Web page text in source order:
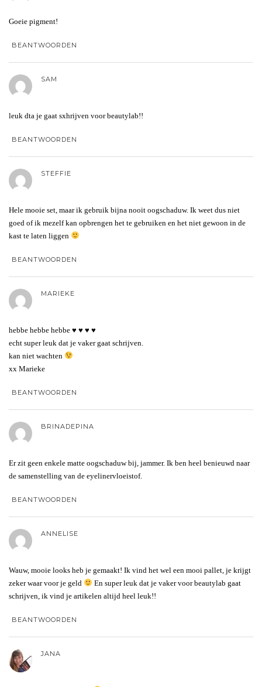
Goeie pigment!
BEANTWOORDEN
SAM
leuk dta je gaat sxhrijven voor beautylab!!
BEANTWOORDEN
STEFFIE
Hele mooie set, maar ik gebruik bijna nooit oogschaduw. Ik weet dus niet
goed of ik mezelf kan opbrengen het te gebruiken en het niet gewoon in de
kast te laten liggen
BEANTWOORDEN
MARIEKE
hebbe hebbe hebbe ♥ ♥ ♥ ♥
echt super leuk dat je vaker gaat schrijven.
kan niet wachten
xx Marieke
BEANTWOORDEN
BRINADEPINA
Er zit geen enkele matte oogschaduw bij, jammer. Ik ben heel benieuwd naar
de samenstelling van de eyelinervloeistof.
BEANTWOORDEN
ANNELISE
Wauw, mooie looks heb je gemaakt! Ik vind het wel een mooi pallet, je krijgt
zeker waar voor je geld
En super leuk dat je vaker voor beautylab gaat
schrijven, ik vind je artikelen altijd heel leuk!!
BEANTWOORDEN
JANA